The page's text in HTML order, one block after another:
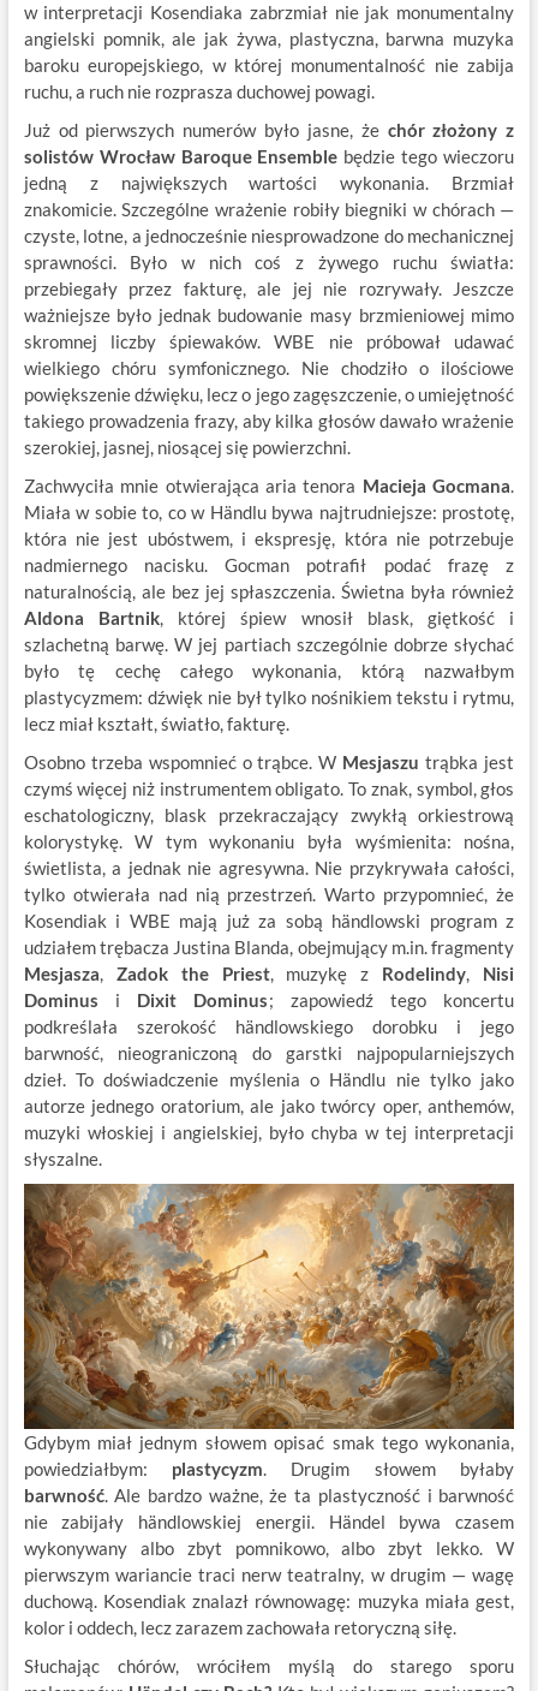
w interpretacji Kosendiaka zabrzmiał nie jak monumentalny
angielski pomnik, ale jak żywa, plastyczna, barwna muzyka
baroku europejskiego, w której monumentalność nie zabija
ruchu, a ruch nie rozprasza duchowej powagi.
Już od pierwszych numerów było jasne, że chór złożony z
solistów Wrocław Baroque Ensemble będzie tego wieczoru
jedną z największych wartości wykonania. Brzmiał
znakomicie. Szczególne wrażenie robiły biegniki w chórach —
czyste, lotne, a jednocześnie niesprowadzone do mechanicznej
sprawności. Było w nich coś z żywego ruchu światła:
przebiegały przez fakturę, ale jej nie rozrywały. Jeszcze
ważniejsze było jednak budowanie masy brzmieniowej mimo
skromnej liczby śpiewaków. WBE nie próbował udawać
wielkiego chóru symfonicznego. Nie chodziło o ilościowe
powiększenie dźwięku, lecz o jego zagęszczenie, o umiejętność
takiego prowadzenia frazy, aby kilka głosów dawało wrażenie
szerokiej, jasnej, niosącej się powierzchni.
Zachwyciła mnie otwierająca aria tenora Macieja Gocmana.
Miała w sobie to, co w Händlu bywa najtrudniejsze: prostotę,
która nie jest ubóstwem, i ekspresję, która nie potrzebuje
nadmiernego nacisku. Gocman potrafił podać frazę z
naturalnością, ale bez jej spłaszczenia. Świetna była również
Aldona Bartnik, której śpiew wnosił blask, giętkość i
szlachetną barwę. W jej partiach szczególnie dobrze słychać
było tę cechę całego wykonania, którą nazwałbym
plastycyzmem: dźwięk nie był tylko nośnikiem tekstu i rytmu,
lecz miał kształt, światło, fakturę.
Osobno trzeba wspomnieć o trąbce. W Mesjaszu trąbka jest
czymś więcej niż instrumentem obligato. To znak, symbol, głos
eschatologiczny, blask przekraczający zwykłą orkiestrową
kolorystykę. W tym wykonaniu była wyśmienita: nośna,
świetlista, a jednak nie agresywna. Nie przykrywała całości,
tylko otwierała nad nią przestrzeń. Warto przypomnieć, że
Kosendiak i WBE mają już za sobą händlowski program z
udziałem trębacza Justina Blanda, obejmujący m.in. fragmenty
Mesjasza, Zadok the Priest, muzykę z Rodelindy, Nisi
Dominus i Dixit Dominus; zapowiedź tego koncertu
podkreślała szerokość händlowskiego dorobku i jego
barwność, nieograniczoną do garstki najpopularniejszych
dzieł. To doświadczenie myślenia o Händlu nie tylko jako
autorze jednego oratorium, ale jako twórcy oper, anthemów,
muzyki włoskiej i angielskiej, było chyba w tej interpretacji
słyszalne.
Gdybym miał jednym słowem opisać smak tego wykonania,
powiedziałbym: plastycyzm. Drugim słowem byłaby
barwność. Ale bardzo ważne, że ta plastyczność i barwność
nie zabijały händlowskiej energii. Händel bywa czasem
wykonywany albo zbyt pomnikowo, albo zbyt lekko. W
pierwszym wariancie traci nerw teatralny, w drugim — wagę
duchową. Kosendiak znalazł równowagę: muzyka miała gest,
kolor i oddech, lecz zarazem zachowała retoryczną siłę.
Słuchając chórów, wróciłem myślą do starego sporu